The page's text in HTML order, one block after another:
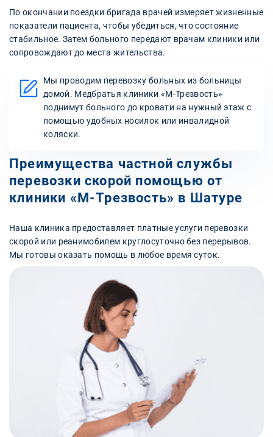
По окончании поездки бригада врачей измеряет жизненные
показатели пациента, чтобы убедиться, что состояние
стабильное. Затем больного передают врачам клиники или
сопровождают до места жительства.
Мы проводим перевозку больных из больницы
домой. Медбратья клиники «М-Трезвость»
поднимут больного до кровати на нужный этаж с
помощью удобных носилок или инвалидной
коляски.
Преимущества частной службы
перевозки скорой помощью от
клиники «М-Трезвость» в Шатуре
Наша клиника предоставляет платные услуги перевозки
скорой или реанимобилем круглосуточно без перерывов.
Мы готовы оказать помощь в любое время суток.